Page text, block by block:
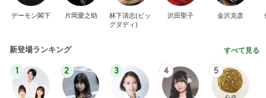
デーモン閣下 片岡愛之助
林下清志(ビッ
グダディ)
沢田聖子 金沢克彦
新登場ランキング すべて見る
1 2 3 4 5